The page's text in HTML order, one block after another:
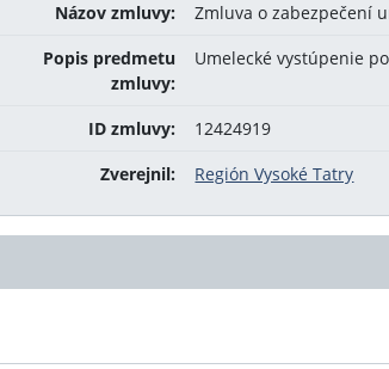
Názov zmluvy:
Zmluva o zabezpečení
Popis predmetu
zmluvy:
Umelecké vystúpenie
ID zmluvy:
12424919
Zverejnil:
Región Vysoké Tatry